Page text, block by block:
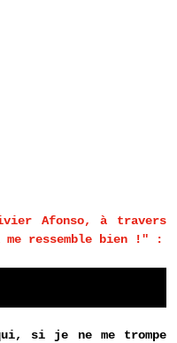
Afonso, à travers
si je ne me trompe